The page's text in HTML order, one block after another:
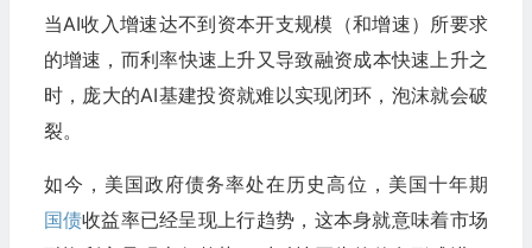
当AI收入增速达不到资本开支规模（和增速）所要求
的增速，而利率快速上升又导致融资成本快速上升之
时，庞大的AI基建投资就难以实现闭环，泡沫就会破
裂。
如今，美国政府债务率处在历史高位，美国十年期
国债收益率已经呈现上行趋势，这本身就意味着市场